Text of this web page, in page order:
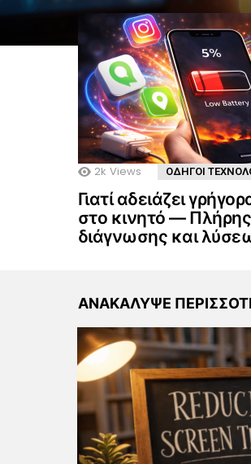
2k Views ΟΔΗΓΟΙ
Γιατί αδειάζει
στο κινητό —
διάγνωσης και
ΑΝΑΚΑΛΥΨΕ